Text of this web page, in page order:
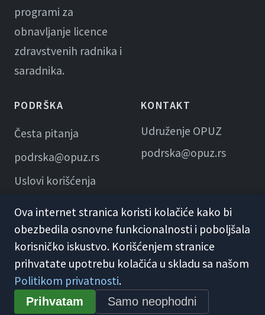
programi za
obnavljanje licence
zdravstvenih radnika i
saradnika.
PODRŠKA
Česta pitanja
podrska@opuz.rs
Uslovi korišćenja
KONTAKT
Udruženje OPUZ
podrska@opuz.rs
© 2026 KME Opuz · Udruženje OPUZ
Opšti uslovi korišćenja
Ova internet stranica koristi kolačiće kako bi
obezbedila osnovne funkcionalnosti i poboljšala
korisničko iskustvo. Korišćenjem stranice
prihvatate upotrebu kolačića u skladu sa našom
Politikom privatnosti.
Prihvatam Samo neophodni